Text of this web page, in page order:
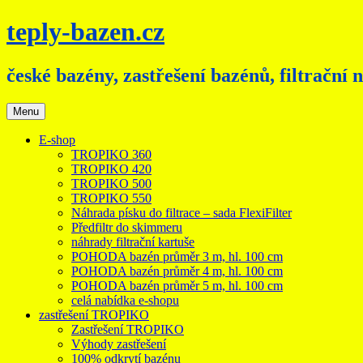
Přejít
k
webu
teply-bazen.cz
české bazény, zastřešení bazénů, filtrační
Menu
E-shop
TROPIKO 360
TROPIKO 420
TROPIKO 500
TROPIKO 550
Náhrada písku do filtrace – sada FlexiFilter
Předfiltr do skimmeru
náhrady filtrační kartuše
POHODA bazén průměr 3 m, hl. 100 cm
POHODA bazén průměr 4 m, hl. 100 cm
POHODA bazén průměr 5 m, hl. 100 cm
celá nabídka e-shopu
zastřešení TROPIKO
Zastřešení TROPIKO
Výhody zastřešení
100% odkrytí bazénu